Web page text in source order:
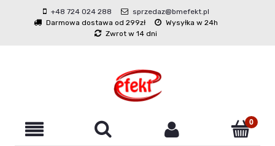
+48 724 024 288
sprzedaz@bmefekt.pl
Darmowa dostawa od 299zł
Wysyłka w 24h
Zwrot w 14 dni